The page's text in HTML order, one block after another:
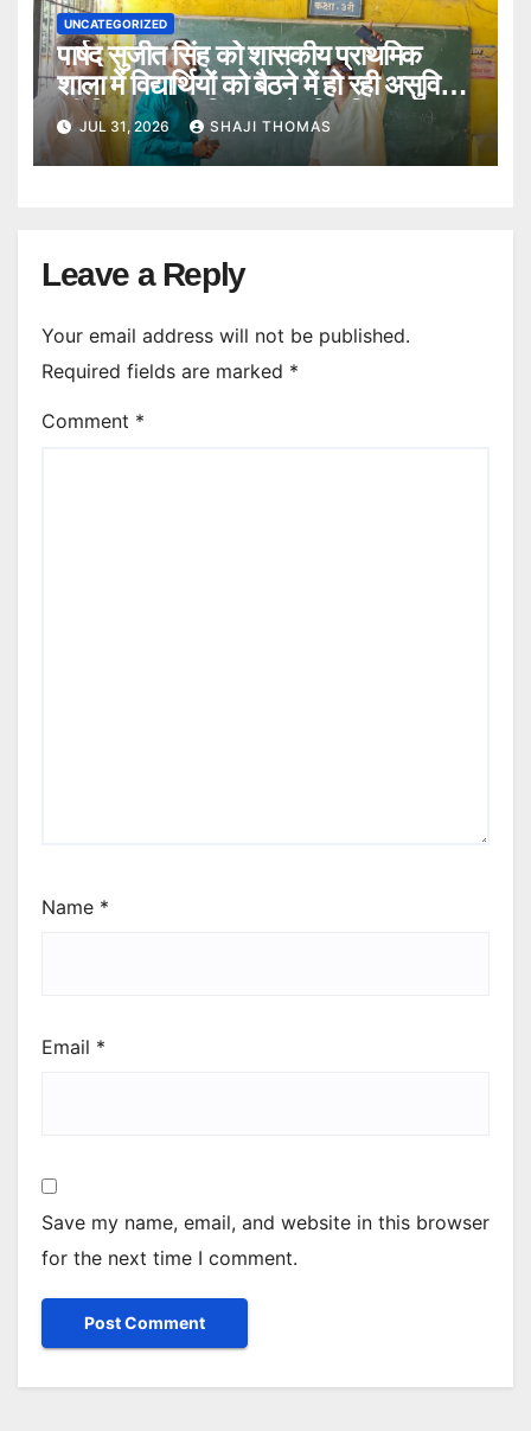
UNCATEGORIZED
पार्षद सुजीत सिंह को शासकीय प्राथमिक
शाला में विद्यार्थियों को बैठने में हो रही असुविधा
की शिकायत पर विद्यालय के स्थिति का
निरीक्षण किया।
JUL 31, 2026 SHAJI THOMAS
Leave a Reply
Your email address will not be published.
Required fields are marked *
Comment *
Name *
Email *
Save my name, email, and website in this browser
for the next time I comment.